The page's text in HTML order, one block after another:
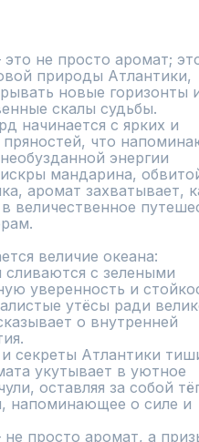
не просто аромат;
природы Атлантики,
новые горизонты
скалы судьбы.
начинается с ярких и
что
энергии
мандарина,
аромат захватывает,
величественное
величие океана:
с зелеными
уверенность и
утёсы ради
о внутренней
и секреты Атлантики
укутывает в уютное
оставляя за собой
напоминающее о силе и
просто аромат, а